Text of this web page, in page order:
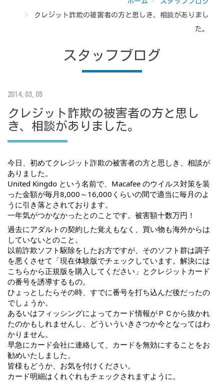
クレジット詐欺の被害者の方と思しき、相談がありまし
た。
スタッフブログ
2014.03.05
クレジット詐欺の被害者の方と思し
き、相談がありました。
今日、初めてクレジット詐欺の被害者の方と思しき、相談が
ありました。
United Kingdo という名前で、Macafee のウイルス対策を装
った金額が毎月8,000～16,000くらいの間で適当に毎月のよ
うに引き落とされております。
一年気がつかなかったとのことです。被害額十数万円！
過去にアダルトの契約した覚えもなく、買い物も海外からは
していないとのこと。
以前詐欺ソフト駆除をしたお方ですが、そのソフト群は調子
を悪くさせて「現在体験版でチェックしています。解決には
こちらから正規版を購入してください」とクレジットカード
の番号を誘導するもの。
ひょっとしたらその時、すでに番号を打ち込んだ後だったの
でしょうか。
あるいはフィッシングによってカード情報がＰＣから抜かれ
たのかもしれませんし、どういういきさつか今となってはわ
かりません。
早急にカード会社に連絡して、カードを無効にすることをお
勧めいたしました。
皆様もどうか、お気を付けください。
カード明細はくれぐれもチェックされますように。